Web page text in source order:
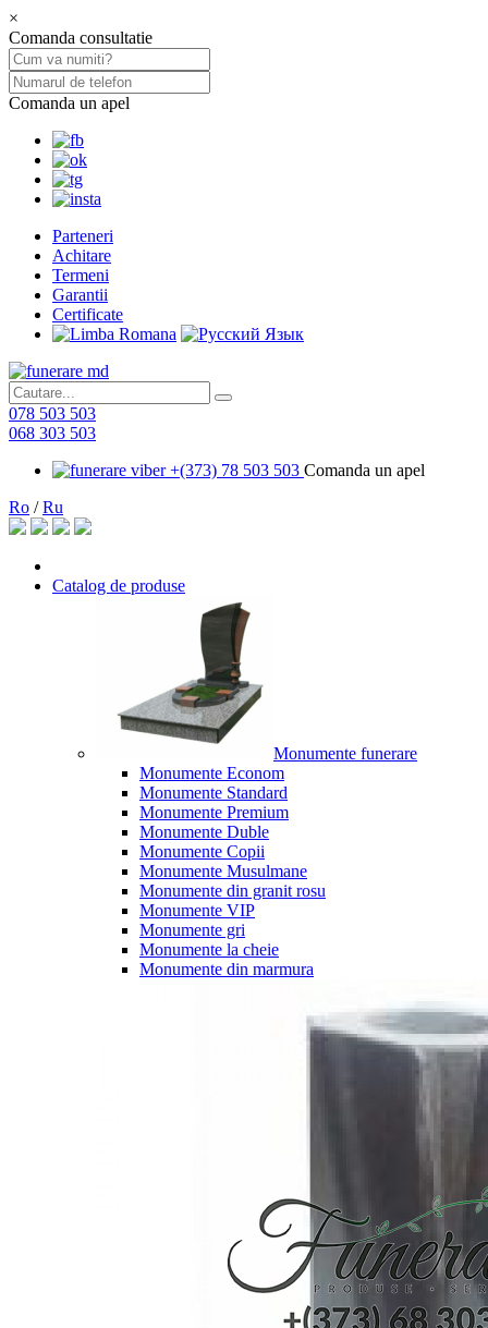
×
Comanda consultatie
Comanda un apel
Parteneri
Achitare
Termeni
Garantii
Certificate
078 503 503
068 303 503
+(373) 78 503 503 Comanda un apel
Ro /Ru
Catalog de produse
Monumente funerare
Monumente Econom
Monumente Standard
Monumente Premium
Monumente Duble
Monumente Copii
Monumente Musulmane
Monumente din granit rosu
Monumente VIP
Monumente gri
Monumente la cheie
Monumente din marmura